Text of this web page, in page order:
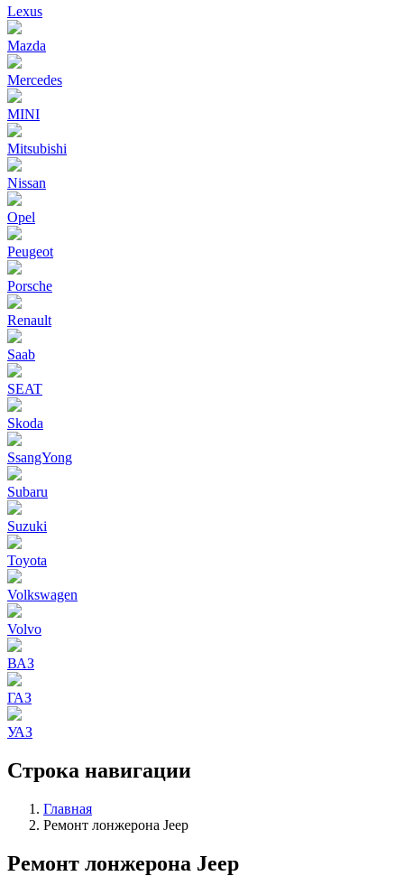
Lexus
Mazda
Mercedes
MINI
Mitsubishi
Nissan
Opel
Peugeot
Porsche
Renault
Saab
SEAT
Skoda
SsangYong
Subaru
Suzuki
Toyota
Volkswagen
Volvo
ВАЗ
ГАЗ
УАЗ
Строка навигации
Главная
Ремонт лонжерона Jeep
Ремонт лонжерона Jeep